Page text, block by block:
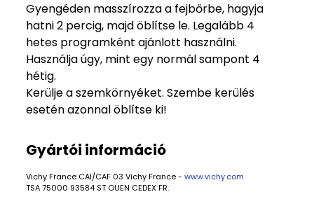
Gyengéden masszírozza a fejbőrbe, hagyja
hatni 2 percig, majd öblítse le. Legalább 4
hetes programként ajánlott használni.
Használja úgy, mint egy normál sampont 4
hétig.
Kerülje a szemkörnyéket. Szembe kerülés
esetén azonnal öblítse ki!
Gyártói információ
Vichy France CAI/CAF 03 Vichy France - www.vichy.com
TSA 75000 93584 ST OUEN CEDEX FR.